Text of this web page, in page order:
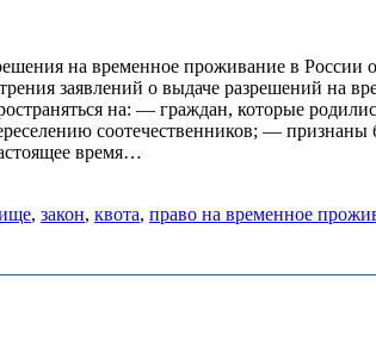
на временное проживание в России
заявлений о выдаче разрешений на
на: — граждан, которые
соотечественников; —
время…
, закон, квота, право на временное